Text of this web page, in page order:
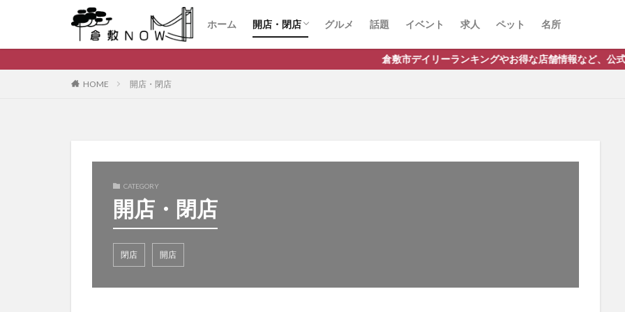
ホーム 開店・閉店 グルメ 話題 イベント 求人 ペット 名所
倉敷市デイリーランキングやお得な店舗情報など、公式Lineだけの限定情報を
HOME 開店・閉店
CATEGORY
開店・閉店
閉店 開店